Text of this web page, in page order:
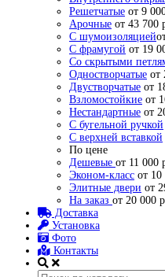
Решетчатые от 9
Арочные от 43 700
С шумоизоляцией
С фрамугой от 19
Со скрытыми
Одностворчатые от
Двустворчатые от
Взломостойкие от
Нестандартные от
С бугельной ручкой
С верхней вставкой
По цене
Дешевые от 11 000
Эконом-класс от 10
Элитные двери от
На заказ от 20 000
Доставка
Установка
Фото
Контакты